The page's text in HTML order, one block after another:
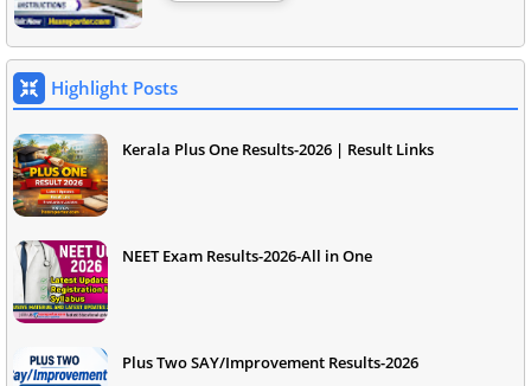
Highlight Posts
Kerala Plus One Results-2026 | Result Links
NEET Exam Results-2026-All in One
Plus Two SAY/Improvement Results-2026